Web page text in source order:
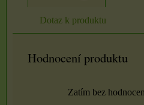
Dotaz k produktu
Hodnocení produktu
Zatím bez